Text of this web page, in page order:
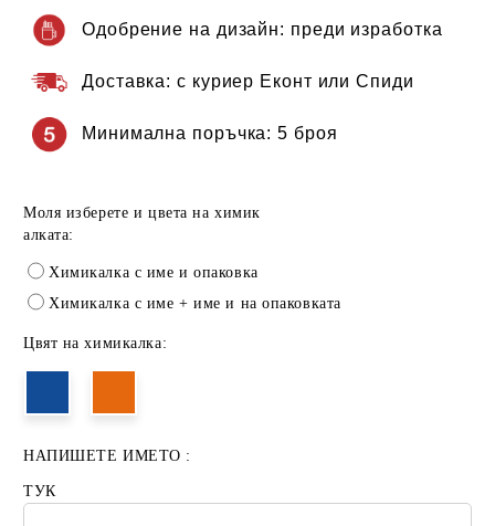
Одобрение на дизайн: преди изработка
Доставка: с куриер Еконт или Спиди
Минимална поръчка: 5 броя
Моля изберете и цвета на химик
алката:
Химикалка с име и опаковка
Химикалка с име + име и на опаковката
Цвят на химикалка:
НАПИШЕТЕ ИМЕТО :
ТУК